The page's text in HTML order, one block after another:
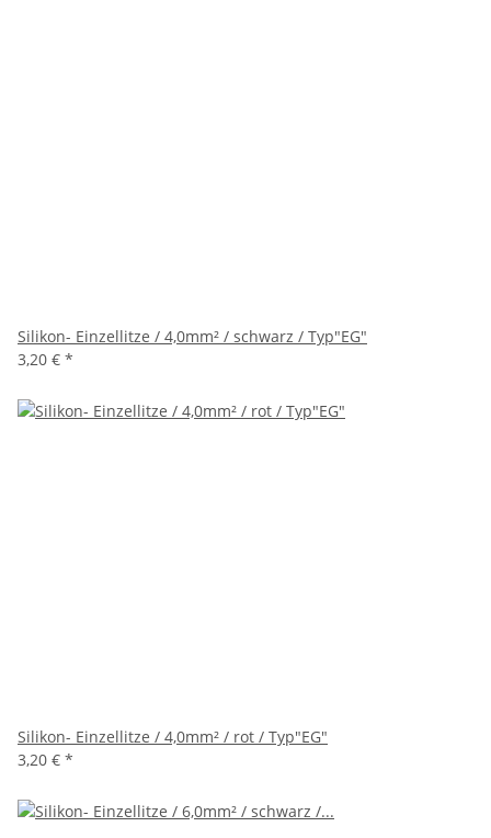
Silikon- Einzellitze / 4,0mm² / schwarz / Typ"EG"
3,20 € *
Silikon- Einzellitze / 4,0mm² / rot / Typ"EG"
3,20 € *